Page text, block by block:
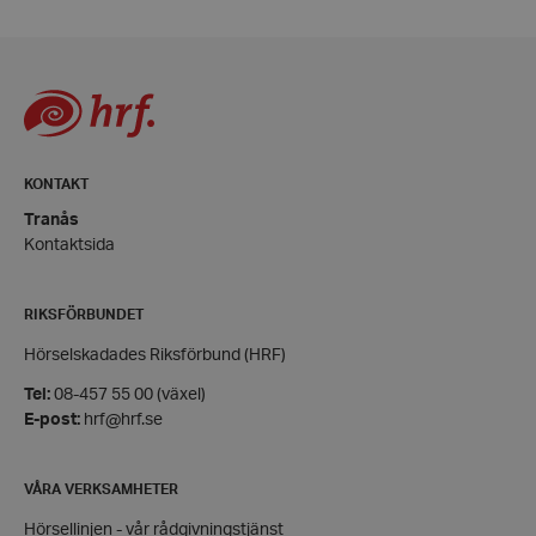
KONTAKT
Tranås
Kontaktsida
RIKSFÖRBUNDET
Hörselskadades Riksförbund (HRF)
Tel: 08-457 55 00 (växel)
E-post: hrf@hrf.se
VÅRA VERKSAMHETER
Hörsellinjen - vår rådgivningstjänst
Privacy Policy